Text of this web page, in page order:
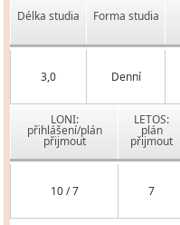
Délka studia Forma studia
3,0 Denní
LONI:
přihlášení/plán
přijmout
LETOS:
plán
přijmout
10 / 7 7